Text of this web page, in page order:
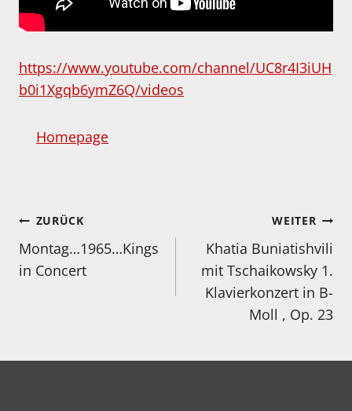
https://www.youtube.com/channel/UC8r4I3iUH
b0i1Xgqb6ymZ6Q/videos
Homepage
Beitragsnavigation
ZURÜCK
Montag…1965…Kings
in Concert
WEITER
Khatia Buniatishvili
mit Tschaikowsky 1.
Klavierkonzert in B-
Moll , Op. 23